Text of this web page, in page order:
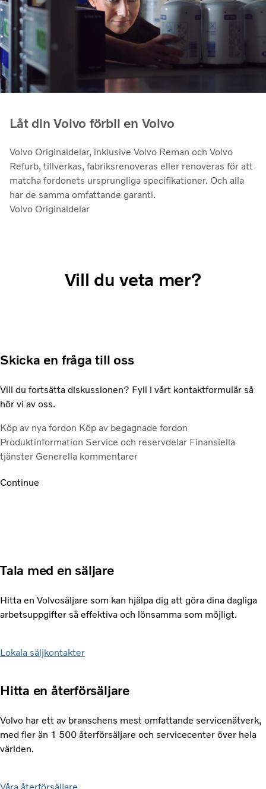
Låt din Volvo förbli en Volvo
Volvo Originaldelar, inklusive Volvo Reman och Volvo
Refurb, tillverkas, fabriksrenoveras eller renoveras för att
matcha fordonets ursprungliga specifikationer. Och alla
har de samma omfattande garanti.
Volvo Originaldelar
Vill du veta mer?
Skicka en fråga till oss
Vill du fortsätta diskussionen? Fyll i vårt kontaktformulär så
hör vi av oss.
Köp av nya fordon Köp av begagnade fordon
Produktinformation Service och reservdelar Finansiella
tjänster Generella kommentarer
Continue
Tala med en säljare
Hitta en Volvosäljare som kan hjälpa dig att göra dina dagliga
arbetsuppgifter så effektiva och lönsamma som möjligt.
Lokala säljkontakter
Hitta en återförsäljare
Volvo har ett av branschens mest omfattande servicenätverk,
med fler än 1 500 återförsäljare och servicecenter över hela
världen.